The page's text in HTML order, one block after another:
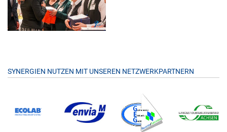
SYNERGIEN NUTZEN MIT UNSEREN NETZWERKPARTNERN